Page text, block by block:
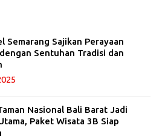
Semarang Sajikan Perayaan
Sentuhan Tradisi dan
Nasional Bali Barat Jadi
Paket Wisata 3B Siap